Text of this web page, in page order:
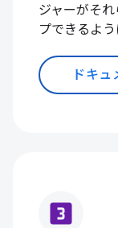
ジャーがそ
プできるよう
ドキ
looks_3